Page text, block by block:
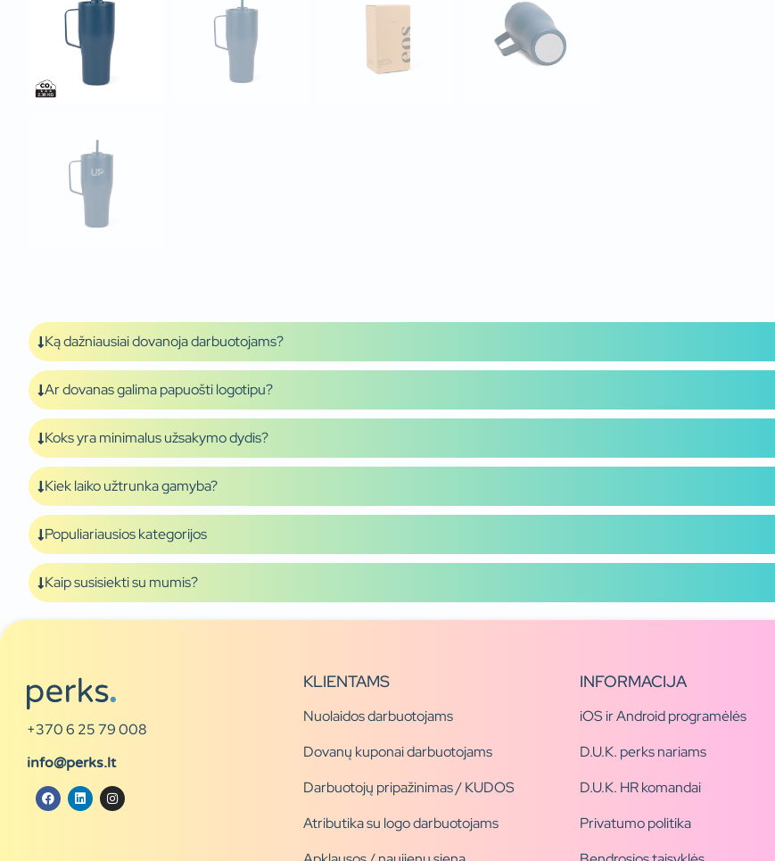
Ką dažniausiai dovanoja darbuotojams?
Ar dovanas galima papuošti logotipu?
Koks yra minimalus užsakymo dydis?
Kiek laiko užtrunka gamyba?
Populiariausios kategorijos
Kaip susisiekti su mumis?
+370 6 25 79 008
info@perks.lt
KLIENTAMS
Nuolaidos darbuotojams
Dovanų kuponai darbuotojams
Darbuotojų pripažinimas / KUDOS
Atributika su logo darbuotojams
INFORMACIJA
iOS ir Android programėlės
D.U.K. perks nariams
D.U.K. HR komandai
Privatumo politika